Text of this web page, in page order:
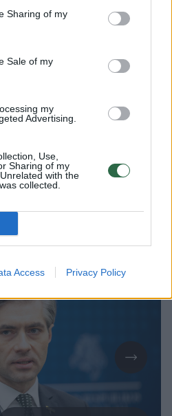
Sharing of my
Sale of my
my
Advertising.
Use,
Sharing of my
with the
collected.
Access Privacy Policy
apriboti
„Ekspla“
dvejopos
technologijas, Lietuvai
(ES) sprendimų
Pasak jo,
prasme tai verčia
mažinti tiekimo
nuo Kinijos.